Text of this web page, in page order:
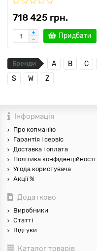
718 425 грн.
Придбати
Бренди A B C
S
W Z
Інформація
Про копманію
Гарантія і сервіс
Доставка і оплата
Політика конфіденційності
Угода користувача
Акції %
Додатково
Виробники
Статті
Відгуки
Каталог товарів